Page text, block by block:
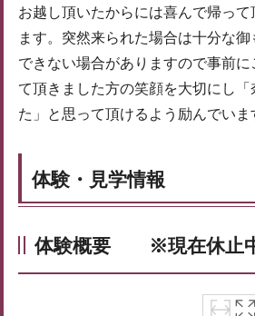
お越し頂いたからには喜んで帰っ
ます。突然来られた場合は十分な
できない場合がありますので事前
て頂きました方の笑顔を大切にし「
た」と思って頂けるよう励んでいま
体験・見学情報
体験概要 ※現在休止